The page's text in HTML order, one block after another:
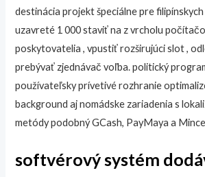
destinácia projekt špeciálne pre
uzavreté 1 000 staviť na z vrcholu
poskytovatelia , vpustiť rozširujúci slot ,
prebývať zjednávač voľba. politický
používateľsky prívetivé rozhranie
background aj nomádske zariadenia s
metódy podobný GCash, PayMaya a
softvérový systém